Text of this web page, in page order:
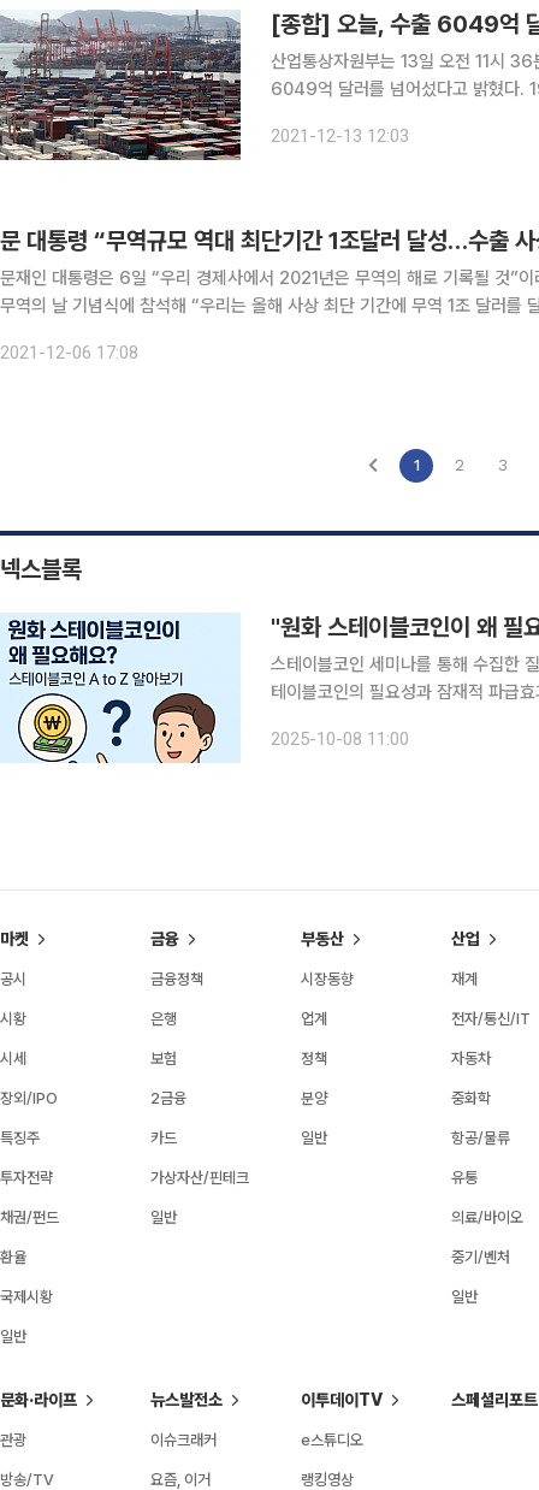
[종합] 오늘, 수출 6049억
산업통상자원부는 13일 오전 11시 36
6049억 달러를 넘어섰다고 밝혔다. 1964년 첫 수출 1억 달러를 달성한 이후 △1977년 100억 달
록을 달성하며 1956년 이래 66년 무
2021-12-13 12:03
문 대통령 “무역규모 역대 최단기간 1조달러 달성…수출
문재인 대통령은 6일 “우리 경제사에서 2021년은 무역의 해로 기록될 것”
무역의 날 기념식에 참석해 “우리는 올해 사상 최단 기간에 무역 1조 달러를 달성했다”며 이같이 말
2021-12-06 17:08
1 2 3
넥스블록
"원화 스테이블코인이 왜 필
스테이블코인 세미나를 통해 수집한
테이블코인의 필요성과 잠재적 파급
2025-10-08 11:00
마켓
공시
시황
시세
장외/IPO
특징주
투자전략
채권/펀드
환율
국제시황
일반
금융
금융정책
은행
보험
2금융
카드
가상자산/핀테크
일반
부동산
시장동향
업계
정책
분양
일반
산업
재계
전자/통신/IT
자동차
중화학
항공/물류
유통
의료/바이오
중기/벤처
일반
문화·라이프
관광
방송/TV
뉴스발전소
이슈크래커
요즘, 이거
이투데이TV
e스튜디오
랭킹영상
스페셜리포트